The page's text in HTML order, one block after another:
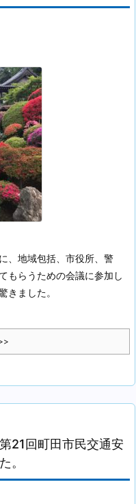
、地域包括、市役所、警
もらうための会議に参加し
きました。
21回町田市民交通安
。